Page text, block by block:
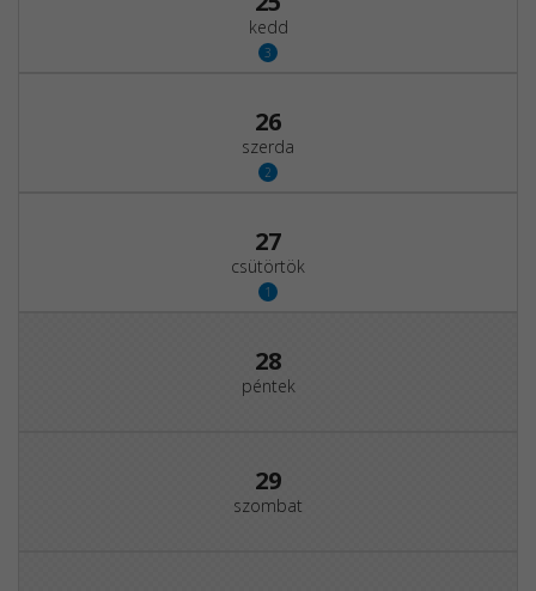
3
kedd
26
2
szerda
27
1
csütörtök
28
péntek
29
szombat